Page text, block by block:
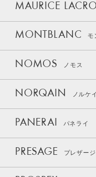
MAURICE
MONTBLANC モ
NOMOS ノモス
NORQAIN ノルケ
PANERAI パネライ
PRESAGE プレザージ